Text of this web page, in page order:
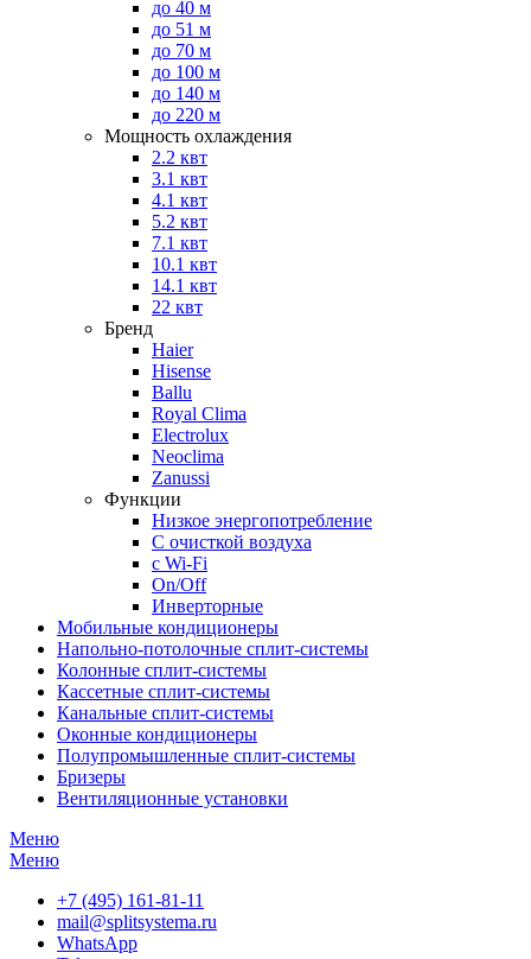
до 40 м
до 51 м
до 70 м
до 100 м
до 140 м
до 220 м
Мощность охлаждения
2.2 квт
3.1 квт
4.1 квт
5.2 квт
7.1 квт
10.1 квт
14.1 квт
22 квт
Бренд
Haier
Hisense
Ballu
Royal Clima
Electrolux
Neoclima
Zanussi
Функции
Низкое энергопотребление
С очисткой воздуха
с Wi-Fi
On/Off
Инверторные
Мобильные кондиционеры
Напольно-потолоч​ные ​сплит-системы
Колонные ​​сплит-системы
Кассетные сплит-системы
Канальные сплит-системы
Оконные кондиционеры
Полупромышленные сплит-системы
Бризеры
Вентиляционные установки
Меню
Меню
+7 (495) 161-81-11
mail@splitsystema.ru
WhatsApp